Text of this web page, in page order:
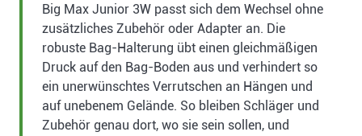
Big Max Junior 3W passt sich dem Wechsel ohne
zusätzliches Zubehör oder Adapter an. Die
robuste Bag-Halterung übt einen gleichmäßigen
Druck auf den Bag-Boden aus und verhindert so
ein unerwünschtes Verrutschen an Hängen und
auf unebenem Gelände. So bleiben Schläger und
Zubehör genau dort, wo sie sein sollen, und